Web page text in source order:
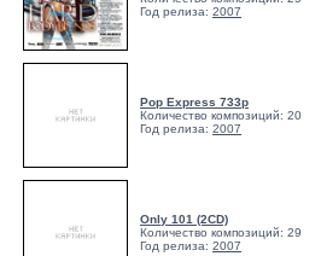
Год релиза: 2007
Pop Express 733p
Количество композиций: 20
Год релиза: 2007
Only 101 (2CD)
Количество композиций: 29
Год релиза: 2007